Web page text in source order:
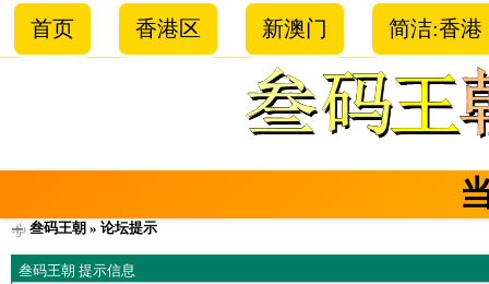
首页 香港区 新澳门 简洁:香港
叁码王朝 » 论坛提示
叁码王朝 提示信息